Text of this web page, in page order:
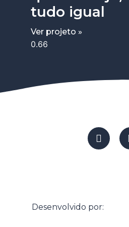
tudo igual
Ver projeto »
Desenvolvido por: